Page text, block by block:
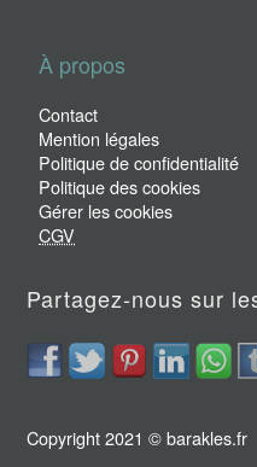
À propos
Contact
Mention légales
Politique de confidentialité
Politique des cookies
Gérer les cookies
CGV
Partagez-nous sur
Copyright 2021 © barakles.fr